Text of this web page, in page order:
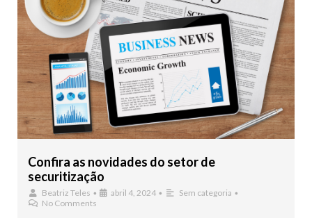
Confira as novidades do setor de
securitização
Beatriz Teles • abril 4, 2024 • Sem categoria •
No Comments